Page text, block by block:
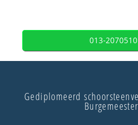
013-2070510
Gediplomeerd